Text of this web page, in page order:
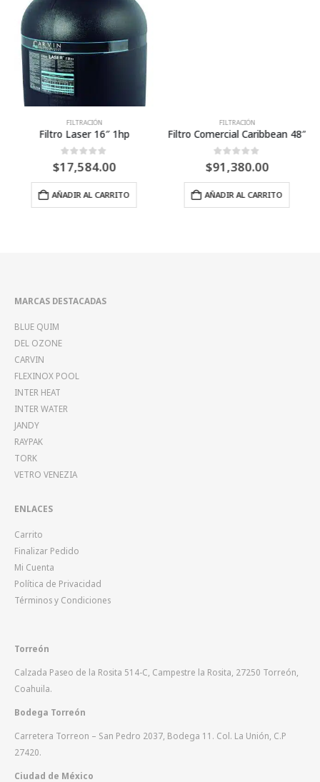
FILTRACIÓN
Filtro Laser 16″ 1hp
0 Fuera de 5
$17,584.00
AÑADIR AL CARRITO
FILTRACIÓN
Filtro Comercial Caribbean 48″
0 Fuera de 5
$91,380.00
AÑADIR AL CARRITO
MARCAS DESTACADAS
BLUE QUIM
DEL OZONE
CARVIN
FLEXINOX POOL
INTER HEAT
INTER WATER
JANDY
RAYPAK
TORK
VETRO VENEZIA
ENLACES
Carrito
Finalizar Pedido
Mi Cuenta
Política de Privacidad
Términos y Condiciones
Torreón
Calzada Paseo de la Rosita 514-C, Campestre la Rosita, 27250 Torreón,
Coahuila.
Bodega Torreón
Carretera Torreon – San Pedro 2037, Bodega 11. Col. La Unión, C.P
27420.
Ciudad de México